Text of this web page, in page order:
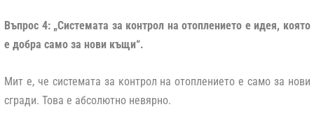
Въпрос 4: „Системата за контрол на отоплението е идея, която
е добра само за нови къщи“.
Мит е, че системата за контрол на отоплението е само за нови
сгради. Това е абсолютно невярно.